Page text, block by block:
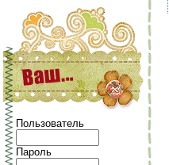
Пользователь
Пароль